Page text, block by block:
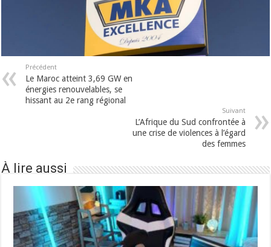
Précédent
Le Maroc atteint 3,69 GW en
énergies renouvelables, se
hissant au 2e rang régional
Suivant
L’Afrique du Sud confrontée à
une crise de violences à l’égard
des femmes
À lire aussi